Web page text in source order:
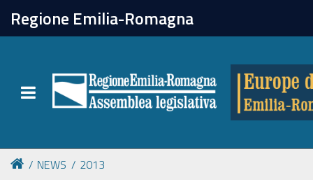
Regione Emilia-Romagna
Toggle navigation
chiudi
Attività
Formazione
NEWS 2013